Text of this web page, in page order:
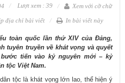
Lượt xem : 39
Xem với cỡ chữ
địa chỉ bài viết
In bài viết này
toàn quốc lần thứ XIV của Đảng,
tuyên truyền về khát vọng và quyết
tiến vào kỷ nguyên mới – kỷ
tộc Việt Nam.
tộc là khát vọng lớn lao, thể hiện ý